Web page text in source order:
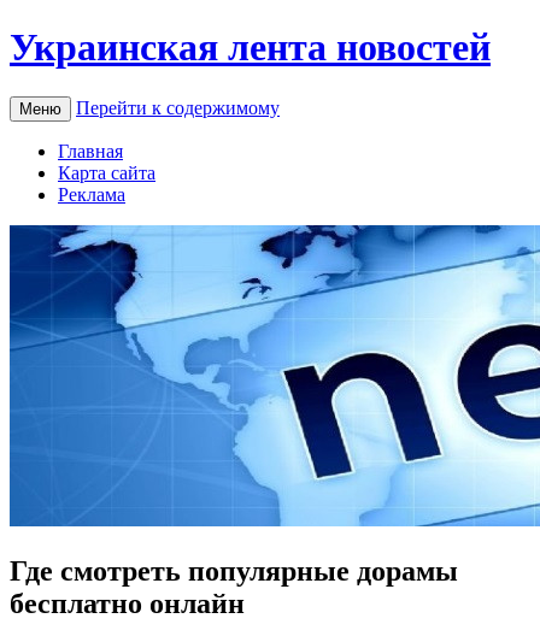
Украинская лента новостей
Меню Перейти к содержимому
Главная
Карта сайта
Реклама
Где смотреть популярные дорамы
бесплатно онлайн